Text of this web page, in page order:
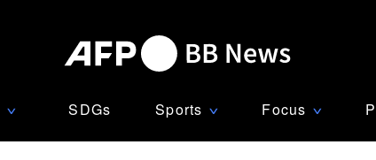
∨ SDGs Sports ∨ Focus ∨